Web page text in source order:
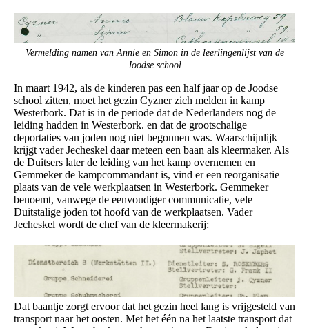
Vermelding namen van Annie en Simon in de leerlingenlijst van de
Joodse school
In maart 1942, als de kinderen pas een half jaar op de Joodse
school zitten, moet het gezin Cyzner zich melden in kamp
Westerbork. Dat is in de periode dat de Nederlanders nog de
leiding hadden in Westerbork. en dat de grootschalige
deportaties van joden nog niet begonnen was. Waarschijnlijk
krijgt vader Jecheskel daar meteen een baan als kleermaker. Als
de Duitsers later de leiding van het kamp overnemen en
Gemmeker de kampcommandant is, vind er een reorganisatie
plaats van de vele werkplaatsen in Westerbork. Gemmeker
benoemt, vanwege de eenvoudiger communicatie, vele
Duitstalige joden tot hoofd van de werkplaatsen. Vader
Jecheskel wordt de chef van de kleermakerij:
Dat baantje zorgt ervoor dat het gezin heel lang is vrijgesteld van
transport naar het oosten. Met het één na het laatste transport dat